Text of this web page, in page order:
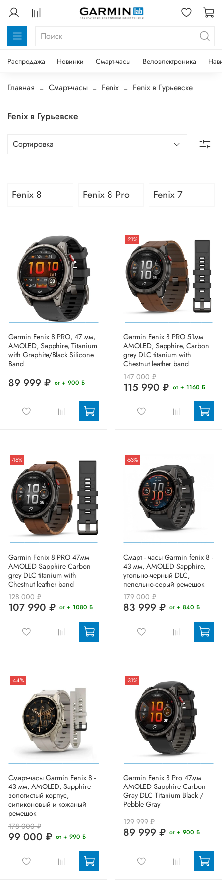
Распродажа Новинки Смарт-часы Велоэлектроника
Главная Смарт-часы Fenix Fenix в Гурьевске
Fenix в Гурьевске
Fenix 8 Fenix 8 Pro Fenix 7
Garmin Fenix 8 PRO, 47 мм,
AMOLED, Sapphire, Titanium
with Graphite/Black Silicone
Band
89 999 ₽ от + 900 Б
-21%
Garmin Fenix 8 PRO 51мм
AMOLED, Sapphire, Carbon
grey DLC titanium with
Chestnut leather band
147 000 ₽
115 990 ₽ от + 1160 Б
-16%
Garmin Fenix 8 PRO 47мм
AMOLED Sapphire Carbon
grey DLC titanium with
Chestnut leather band
128 000 ₽
107 990 ₽ от + 1080 Б
-53%
Смарт - часы Garmin fenix 8 -
43 мм, AMOLED Sapphire,
угольно-черный DLC,
пепельно-серый ремешок
179 000 ₽
83 999 ₽ от + 840 Б
-44%
Смарт-часы Garmin Fenix 8 -
43 мм, AMOLED, Sapphire
золотистый корпус,
силиконовый и кожаный
ремешок
178 000 ₽
99 000 ₽ от + 990 Б
-31%
Garmin Fenix 8 Pro 47мм
AMOLED Sapphire Carbon
Gray DLC Titanium Black /
Pebble Gray
129 999 ₽
89 999 ₽ от + 900 Б